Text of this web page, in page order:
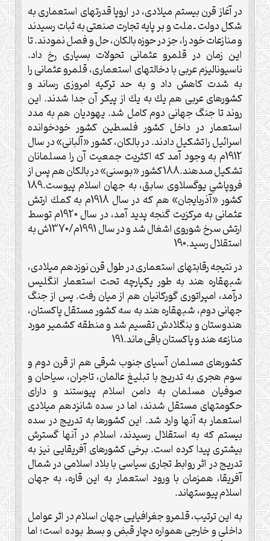
در آغاز قرن بيستم ميلادى، در اروپا قدرت‏هاى استعمارى به
شكل دولت ـ ملت و بر پايه تجارت صنعتى به ثبات رسيدند
و منازعات خود را، جز در حوزه بالكان، حل و فصل نمودند. تا
اين زمان در قلمرو عثمانى تحولات بسيارى رخ داد.
ناسيوناليزم عربى با دخالت‏هاى استعمارى، قلمرو عثمانى را
به شدت كاهش داد و به حد تركيه امروزى رساند و
كشورهاى عربى هم يك به يك از پيكر آن جدا شدند. اين
روند تا جنگ جهانى دوم كامل شد. يهوديان هم به مدد
استعمار در داخل كشور فلسطين كشور خودخوانده
اسرائيل را تشكيل دادند. در بالكان، كشور «آلبانى» در سال
1912م به وجود آمد كه اكثريت جمعيت آن را مسلمانان
تشكيل مى‏دهند.188 كشور «بوسنى» در بالكان هم پس از
فروپاشىِ يوگسلاوى سابق، به جهان اسلام پيوست.189
كشور «آذربايجان» هم كه در سال 1918م به كمك ارتش
عثمانى به مركزيت گنجه پديد آمد، در سال 1920م توسط
ارتش سرخ شوروى اشغال شد و در سال 1991م/1370ش به
استقلال رسيد.190
در نتيجه رقابت‏هاى استعمارى در طول قرن نوزدهم ميلادى،
شبه‏قاره هند به طور يكپارچه تحت استعمار انگليس
درآمد، امپراتورى گوركانيان هم از ميان رفت. پس از جنگ
جهانى دوم، شبه‏قاره هند به سه كشور مستقل پاكستان،
هندوستان و بنگلادش تقسيم شد و منطقه كشمير مورد
منازعه هند و پاكستان باقى ماند.191
كشورهاى مسلمان آسياى جنوب شرقى هم از قرن دوم و
سوم هجرى به تدريج با تبليغ عالمان، تاجران، سياحان و
صوفيان مسلمان به دامن اسلام پيوستند و داراى
حكومت‏هاى مستقل شدند، اما در سده شانزدهم ميلادى
استعمار به آنها وارد شد. اين كشورها به تدريج در سده
بيستم كه به استقلال رسيدند، اسلام در آنها گسترش
بيشترى پيدا كرده است. برخى كشورهاى آفريقايى نيز به
تدريج در اثر روابط تجارى سياسى با بلاد اسلامى در شمال
آفريقا، همزمان با ورود استعمار به اين قاره، به جهان
اسلام پيوسته‏اند.
به اين ترتيب، قلمرو جغرافيايى جهان اسلام در اثر عوامل
داخلى و خارجى همواره دچار قبض و بسط بوده است؛ اما